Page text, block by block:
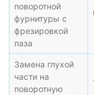
поворотной
фурнитуры с
фрезировкой
паза
Замена глухой
части на
поворотную